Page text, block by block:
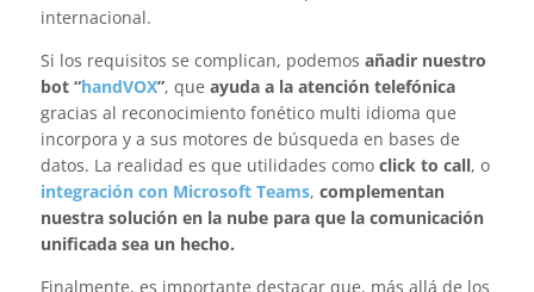
internacional.
Si los requisitos se complican, podemos añadir nuestro
bot “handVOX”, que ayuda a la atención telefónica
gracias al reconocimiento fonético multi idioma que
incorpora y a sus motores de búsqueda en bases de
datos. La realidad es que utilidades como click to call, o
integración con Microsoft Teams, complementan
nuestra solución en la nube para que la comunicación
unificada sea un hecho.
Finalmente, es importante destacar que, más allá de los